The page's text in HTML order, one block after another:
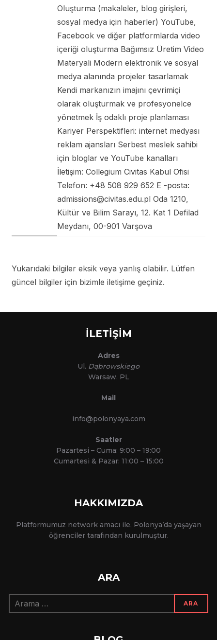
Oluşturma (makaleler, blog girişleri,
sosyal medya için haberler) YouTube,
Facebook ve diğer platformlarda video
içeriği oluşturma Bağımsız Üretim Video
Materyali Modern elektronik ve sosyal
medya alanında projeler tasarlamak
Kendi markanızın imajını çevrimiçi
olarak oluşturmak ve profesyonelce
yönetmek İş odaklı proje planlaması
Kariyer Perspektifleri: internet medyası
reklam ajansları Serbest meslek sahibi
için bloglar ve YouTube kanalları
İletişim: Collegium Civitas Kabul Ofisi
Telefon: +48 508 929 652 E -posta:
admissions@civitas.edu.pl Oda 1210,
Kültür ve Bilim Sarayı, 12. Kat 1 Defilad
Meydanı, 00-901 Varşova
Yukarıdaki bilgiler eksik veya yanlış olabilir. Lütfen
güncel bilgiler için bizimle iletişime geçiniz.
İLETİŞİM
Adres
Ul. Dąbrowskiego
Warsaw, PL
Mail
info@polonyaya.com
Saatler
Pazartesi – Cuma: 9:00 – 19:00
Cumartesi & Pazar: 11:00 – 15:00
HAKKIMIZDA
Platformumuz network amacı ile, Polonya’da yaşayan
öğrenciler tarafından kurulmuştur.
ARA
Arama:
ARA